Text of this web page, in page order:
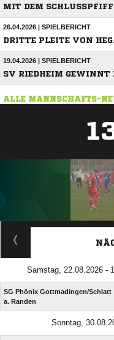
MIT DEM
26.04.2026 | SPIELBERICHT
DRITTE PLEITE VON
19.04.2026 | SPIELBERICHT
SV RIEDHEIM GEWINNT
ALLE MANNSCHAFTS-
Samstag, 22.08.2026 -
SG Phönix Gottmadingen/​Schlatt
a. Randen
Sonntag,